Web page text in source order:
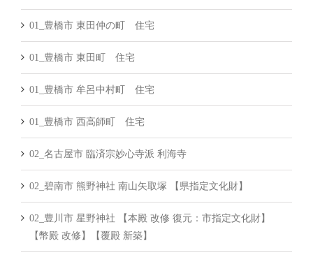
01_豊橋市 東田仲の町 住宅
01_豊橋市 東田町 住宅
01_豊橋市 牟呂中村町 住宅
01_豊橋市 西高師町 住宅
02_名古屋市 臨済宗妙心寺派 利海寺
02_碧南市 熊野神社 南山矢取塚 【県指定文化財】
02_豊川市 星野神社 【本殿 改修 復元：市指定文化財】
【幣殿 改修】【覆殿 新築】